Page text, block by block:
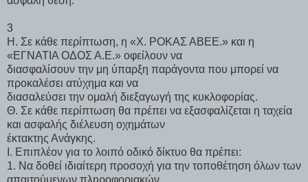
3
Η. Σε κάθε περίπτωση, η «Χ. ΡΟΚΑΣ ΑΒΕΕ.» και η
«ΕΓΝΑΤΙΑ ΟΔΟΣ Α.Ε.» οφείλουν να
διασφαλίσουν την μη ύπαρξη παράγοντα που μπορεί να
προκαλέσει ατύχημα και να
διασαλεύσει την ομαλή διεξαγωγή της κυκλοφορίας.
Θ. Σε κάθε περίπτωση θα πρέπει να εξασφαλίζεται η ταχεία
και ασφαλής διέλευση οχημάτων
έκτακτης Ανάγκης.
Ι. Επιπλέον για το λοιπό οδικό δίκτυο θα πρέπει:
1. Να δοθεί ιδιαίτερη προσοχή για την τοποθέτηση όλων των
απαιτούμενων πληροφοριακών